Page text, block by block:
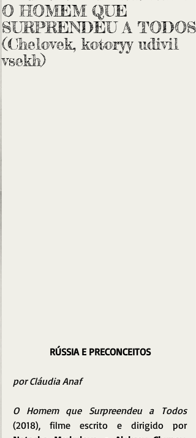
O HOMEM QUE
SURPRENDEU A TODOS
(Chelovek, kotoryy udivil
vsekh)
RÚSSIA E PRECONCEITOS
por Cláudia Anaf
O Homem que Surpreendeu a Todos
(2018), filme escrito e dirigido por